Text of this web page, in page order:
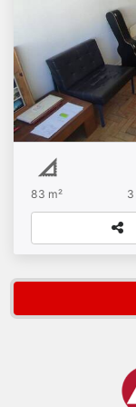
Aclimação
83 m² 3